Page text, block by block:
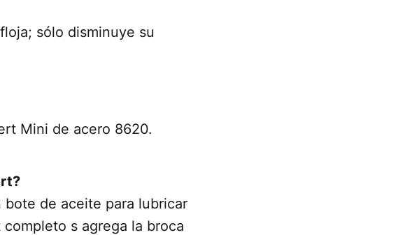
sólo disminuye su
Mini de acero 8620.
de aceite para lubricar
s agrega la broca